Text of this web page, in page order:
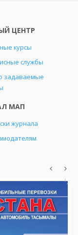
ЦЕНТР
курсы
службы
задаваемые
МАП
журнала